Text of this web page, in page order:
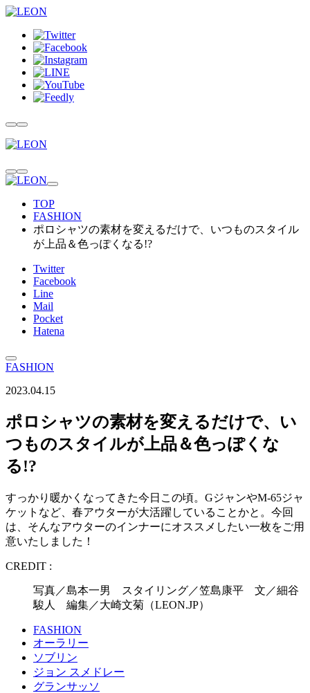
TOP
FASHION
ポロシャツの素材を変えるだけで、いつものスタイル
が上品＆色っぽくなる!?
Twitter
Facebook
Line
Mail
Pocket
Hatena
FASHION
2023.04.15
ポロシャツの素材を変えるだけで、い
つものスタイルが上品＆色っぽくな
る!?
すっかり暖かくなってきた今日この頃。GジャンやM-65ジャ
ケットなど、春アウターが大活躍していることかと。今回
は、そんなアウターのインナーにオススメしたい一枚をご用
意いたしました！
CREDIT :
写真／島本一男 スタイリング／笠島康平 文／細谷
駿人 編集／大崎文菊（LEON.JP）
FASHION
オーラリー
ソブリン
ジョン スメドレー
グランサッソ